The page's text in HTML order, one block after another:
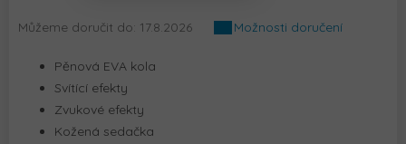
Můžeme doručit do: 17.8.2026 Možnosti doručení
Pěnová EVA kola
Svítící efekty
Zvukové efekty
Kožená sedačka